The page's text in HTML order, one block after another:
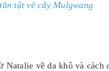
tật về cấy Mulgwang
Natalie về da khô và cách